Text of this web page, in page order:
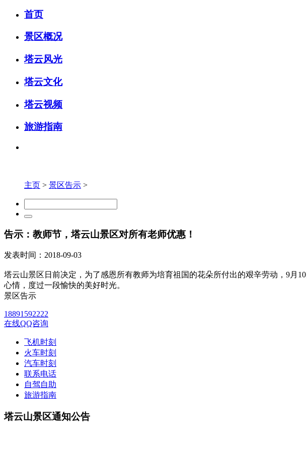
首页
景区概况
塔云风光
塔云文化
塔云视频
旅游指南
主页 > 景区告示 >
告示：教师节，塔云山景区对所有老师优惠！
发表时间： 2018-09-03
塔云山景区日前决定，为了感恩所有教师为培育祖国的花朵所付出的艰辛劳动，9月
心情，度过一段愉快的美好时光。
景区告示
18891592222
在线QQ咨询
飞机时刻
火车时刻
汽车时刻
联系电话
自驾自助
旅游指南
塔云山景区通知公告